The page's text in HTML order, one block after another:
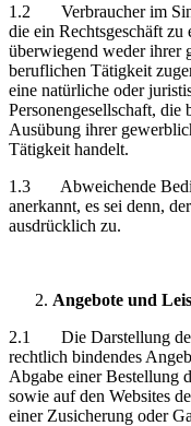
1.2 Verbraucher im
die ein Rechtsgeschäft
überwiegend weder ihrer
beruflichen Tätigkeit
eine natürliche oder
Personengesellschaft, die
Ausübung ihrer
Tätigkeit handelt.
1.3 Abweichende
anerkannt, es sei denn,
ausdrücklich zu.
Angebote und
2.1 Die Darstellung der
rechtlich bindendes
Abgabe einer Bestellung
sowie auf den Websites
einer Zusicherung oder